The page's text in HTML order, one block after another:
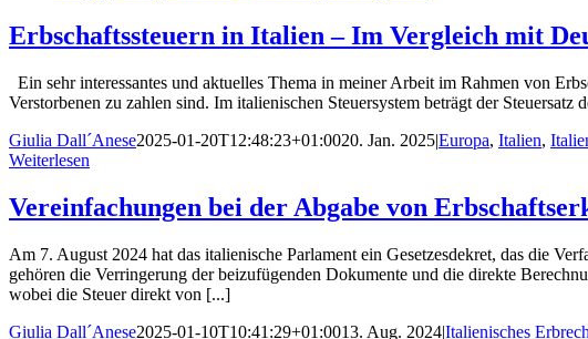
Erbschaftssteuern in Italien – Im Vergleich mit
Ein sehr interessantes und aktuelles Thema in meiner Arbeit im Rahmen von
Verstorbenen zu zahlen sind. Im italienischen Steuersystem beträgt der
Giulia Dall´Anese2025-01-20T12:48:23+01:0020. Jan. 2025|Europa, Italien,
Weiterlesen
Vereinfachungen bei der Abgabe von
Am 7. August 2024 hat das italienische Parlament ein Gesetzesdekret, das die
gehören die Verringerung der beizufügenden Dokumente und die direkte
wobei die Steuer direkt von [...]
Giulia Dall´Anese2025-01-10T10:41:29+01:0013. Aug. 2024|Italienisches